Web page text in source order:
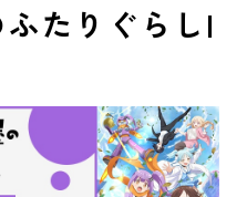
たりぐらし|